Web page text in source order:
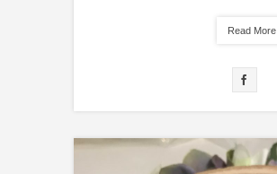
Read More